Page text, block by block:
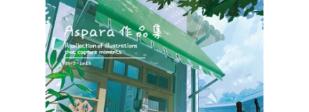
天天免運 美食蛋糕 養生保健 民生用品
居家生活 3C家電 運動休閒